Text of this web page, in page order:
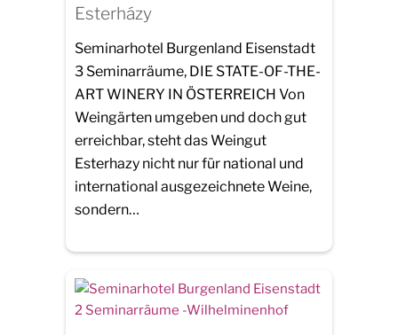
Esterházy
Seminarhotel Burgenland Eisenstadt
3 Seminarräume, DIE STATE-OF-THE-
ART WINERY IN ÖSTERREICH Von
Weingärten umgeben und doch gut
erreichbar, steht das Weingut
Esterhazy nicht nur für national und
international ausgezeichnete Weine,
sondern…